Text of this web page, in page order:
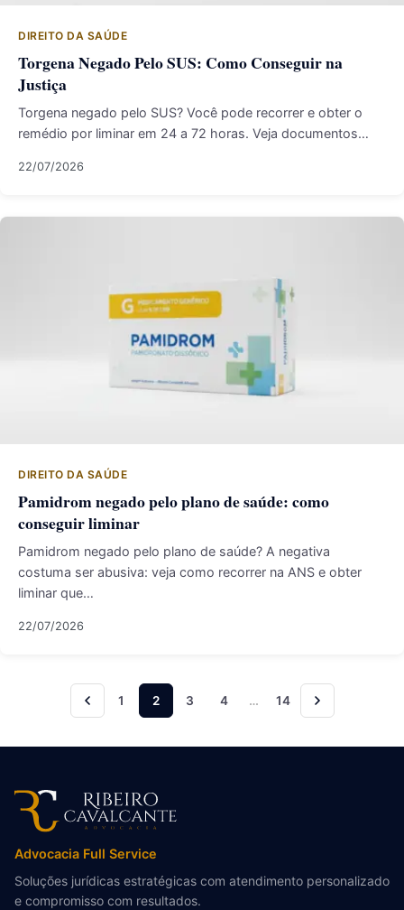
DIREITO DA SAÚDE
Torgena Negado Pelo SUS: Como Conseguir na
Justiça
Torgena negado pelo SUS? Você pode recorrer e obter o
remédio por liminar em 24 a 72 horas. Veja documentos…
22/07/2026
DIREITO DA SAÚDE
Pamidrom negado pelo plano de saúde: como
conseguir liminar
Pamidrom negado pelo plano de saúde? A negativa
costuma ser abusiva: veja como recorrer na ANS e obter
liminar que…
22/07/2026
Paginação de posts
1 2 3 4 … 14
Advocacia Full Service
Soluções jurídicas estratégicas com atendimento personalizado
e compromisso com resultados.